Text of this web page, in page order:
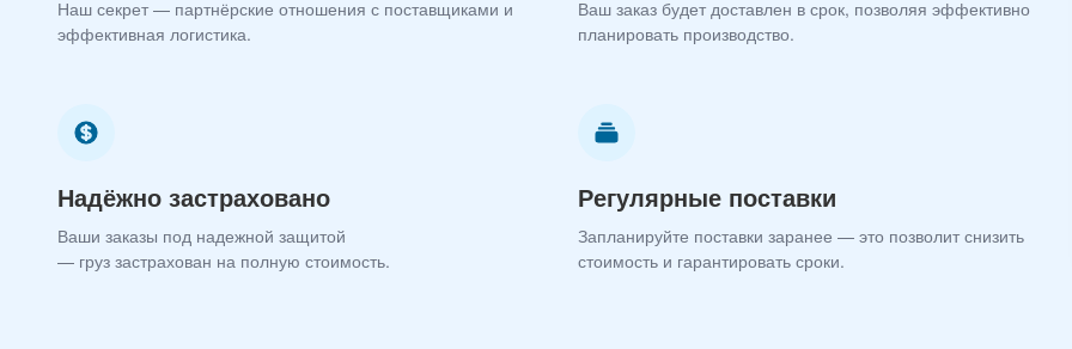
Наш секрет — партнёрские отношения с поставщиками и
эффективная логистика.
Ваш заказ будет доставлен в срок, позволяя эффективно
планировать производство.
Надёжно застраховано
Ваши заказы под надежной защитой
— груз застрахован на полную стоимость.
Регулярные поставки
Запланируйте поставки заранее — это позволит снизить
стоимость и гарантировать сроки.